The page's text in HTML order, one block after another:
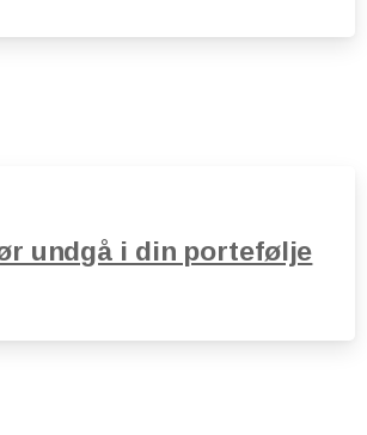
undgå i din portefølje